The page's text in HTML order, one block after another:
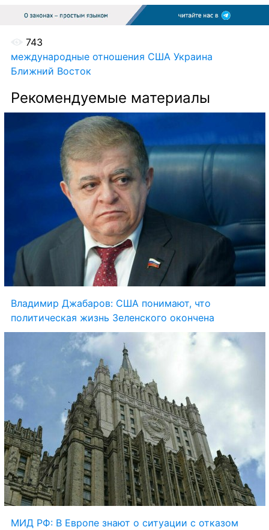
743
международные отношения США Украина
Ближний Восток
Рекомендуемые материалы
Владимир Джабаров: США понимают, что
политическая жизнь Зеленского окончена
МИД РФ: В Европе знают о ситуации с отказом